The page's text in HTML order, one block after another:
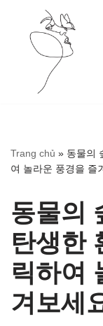
Skip
Trang chủ » 동물의
여 놀라운 풍경을 즐
동물의
탄생한
릭하여
겨보세